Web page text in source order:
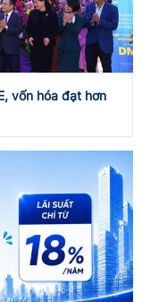
vốn hóa đạt hơn